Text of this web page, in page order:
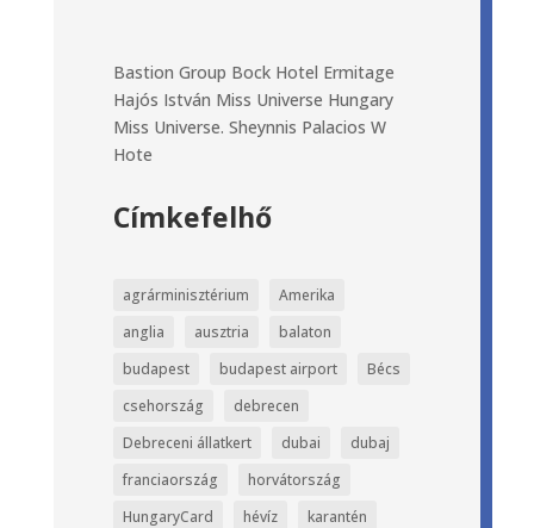
Bastion Group Bock Hotel Ermitage
Hajós István Miss Universe Hungary
Miss Universe. Sheynnis Palacios W
Hote
Címkefelhő
agrárminisztérium
Amerika
anglia
ausztria
balaton
budapest
budapest airport
Bécs
csehország
debrecen
Debreceni állatkert
dubai
dubaj
franciaország
horvátország
HungaryCard
hévíz
karantén